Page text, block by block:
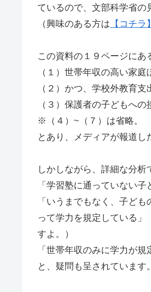
ているので、文部科学省の
（興味のある方は 【コチラ】
この資料の１９ページにあ
（１）世帯年収の高い家
（２）かつ、学校外教育
（３）保護者の子どもへ
※（４）~（７）は省略。
とあり、メディアが報道し
しかしながら、詳細な分析
「学習塾に通っていない
「いうまでもなく、子ど
って学力を規定している
すよ。）
「世帯年収のみに学力が
と、疑問も呈されています。